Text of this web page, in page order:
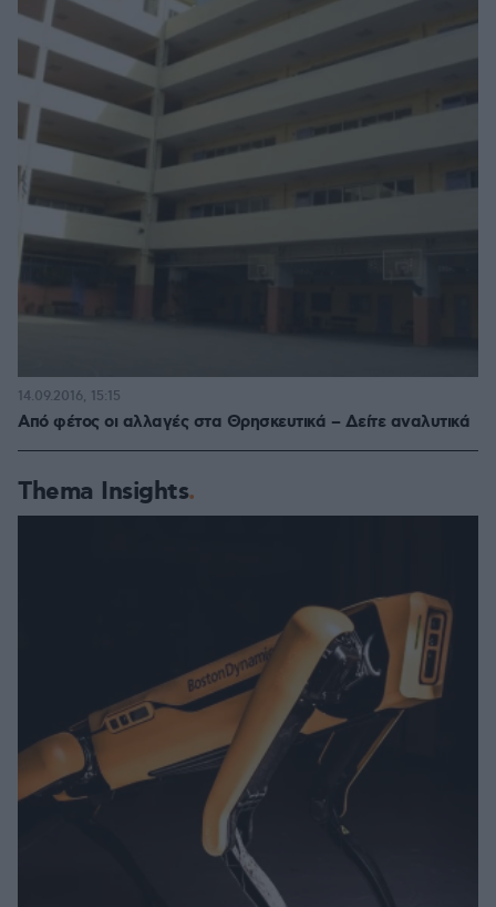
Από φέτος οι αλλαγές στα Θρησκευτικά – Δείτε αναλυτικά
14.09.2016, 15:15
Thema Insights